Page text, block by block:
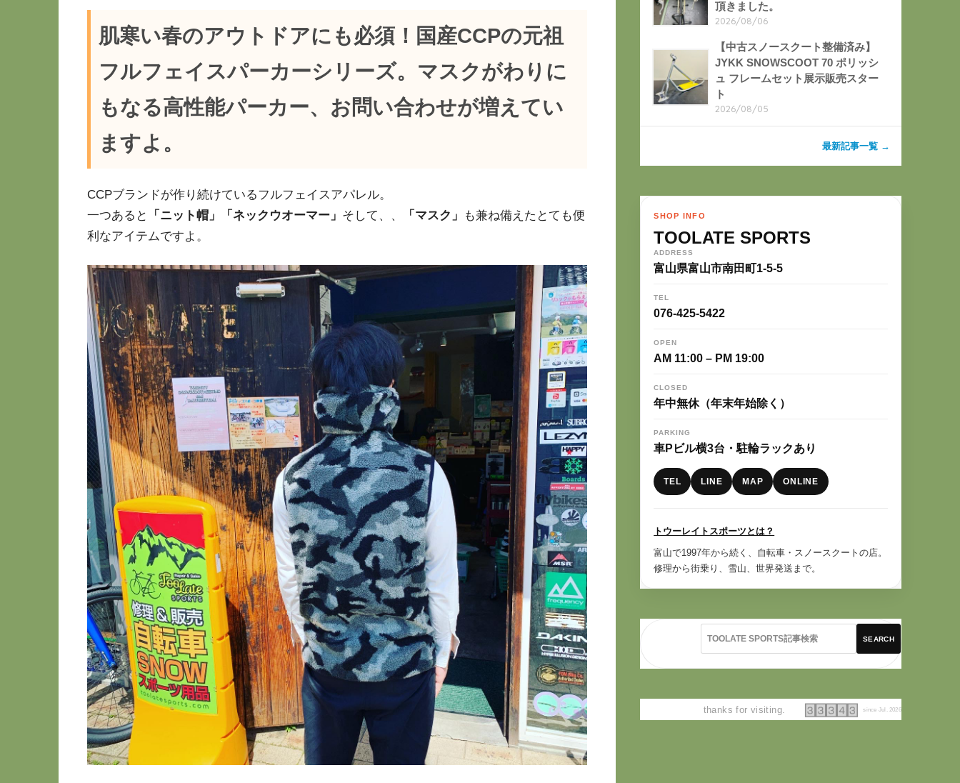
肌寒い春のアウトドアにも必須！国産CCPの元祖
フルフェイスパーカーシリーズ。マスクがわりに
もなる高性能パーカー、お問い合わせが増えてい
ますよ。
CCPブランドが作り続けているフルフェイスアパレル。
一つあると
「ニット帽」「ネックウオーマー」 そして、、 「マスク」
も兼ね備えたとても便
利なアイテムですよ。
頂きました。
2026/08/06
【中古スノースクート整備済み】
JYKK SNOWSCOOT 70 ポリッシ
ュ フレームセット展示販売スター
ト
2026/08/05
最新記事一覧 →
SHOP INFO
TOOLATE SPORTS
ADDRESS
富山県富山市南田町1-5-5
TEL
076-425-5422
OPEN
AM 11:00 – PM 19:00
CLOSED
年中無休（年末年始除く）
PARKING
車Pビル横3台・駐輪ラックあり
TEL LINE MAP ONLINE
トウーレイトスポーツとは？
富山で1997年から続く、自転車・スノースクートの店。
修理から街乗り、雪山、世界発送まで。
SEARCH
thanks for visiting. since Jul. 2026